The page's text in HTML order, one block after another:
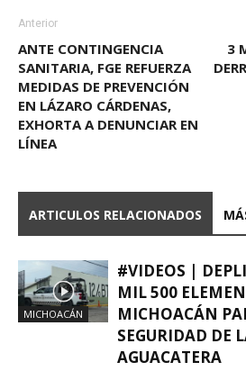
Anterior
ANTE CONTINGENCIA
SANITARIA, FGE REFUERZA
MEDIDAS DE PREVENCIÓN
EN LÁZARO CÁRDENAS,
EXHORTA A DENUNCIAR EN
LÍNEA
3
ARTICULOS RELACIONADOS
MICHOACÁN
#VIDEOS |
MIL 500
MICHOACÁN
SEGURIDAD DE
AGUACATERA